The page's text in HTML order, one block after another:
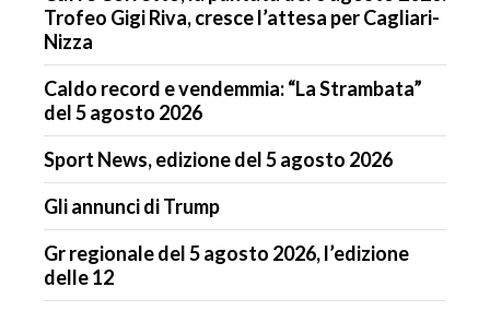
Trofeo Gigi Riva, cresce l’attesa per Cagliari-
Nizza
Caldo record e vendemmia: “La Strambata”
del 5 agosto 2026
Sport News, edizione del 5 agosto 2026
Gli annunci di Trump
Gr regionale del 5 agosto 2026, l’edizione
delle 12